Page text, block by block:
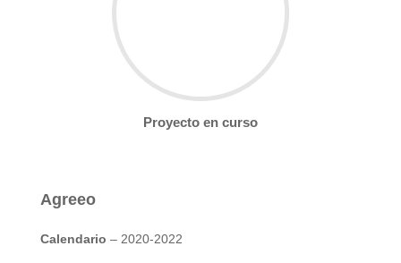
Proyecto en curso
Agreeo
Calendario – 2020-2022